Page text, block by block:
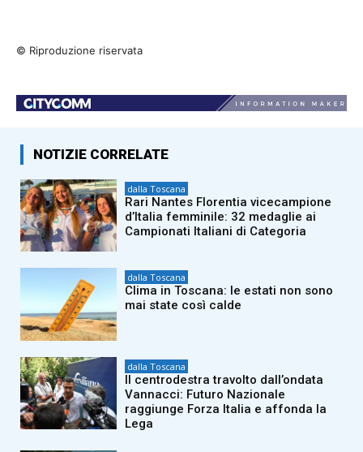
© Riproduzione riservata
NOTIZIE CORRELATE
dalla Toscana
Rari Nantes Florentia vicecampione
d’Italia femminile: 32 medaglie ai
Campionati Italiani di Categoria
dalla Toscana
Clima in Toscana: le estati non sono
mai state così calde
dalla Toscana
Il centrodestra travolto dall’ondata
Vannacci: Futuro Nazionale
raggiunge Forza Italia e affonda la
Lega